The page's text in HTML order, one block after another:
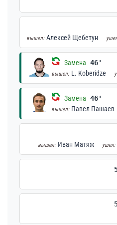
вышел: Алексей Щебетун
Замена 46'
вышел: L. Koberidze
Замена 46'
вышел: Павел Пашаев
вышел: Иван Матяж ушел: